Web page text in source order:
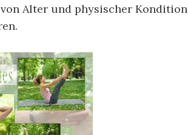
Alter und physischer Kondition